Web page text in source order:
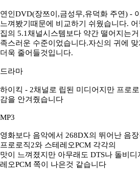
연인DVD(장쯔이,금성무,유덕화 주연) -
느껴봤기때문에 비교하기 쉬웠습니다.
집의 5.1채널시스템보다 약간 떨어지는
족스러운 수준이었습니다.자신의 귀에
더욱 줄어들것입니다.
드라마
하이킥 - 2채널로 립된 미디어지만 프로
감을 안겨줬습니다
MP3
영화보다 음악에서 268DX의 뛰어난 음
프로로직2와 스테레오PCM 각각의
맛이 느껴졌지만 아무래도 DTS나 돌비
레오PCM 쪽이 나은것 같습니다